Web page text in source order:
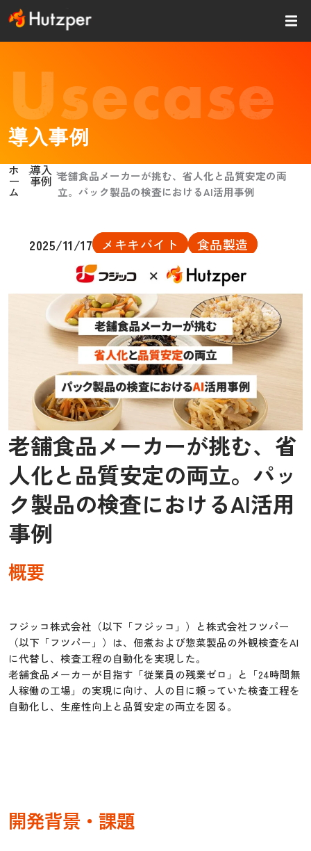
容
を
キッUsecase
導入事例
ホ
ー
ム
›導入
事例
›老舗食品メーカーが挑む、省人化と品質安定の両
立。パック製品の検査におけるAI活用事例
2025/11/17 メキキバイト 食品製造
老舗食品メーカーが挑む、省
人化と品質安定の両立。パッ
ク製品の検査におけるAI活用
事例
概要
フジッコ株式会社（以下「フジッコ」）と株式会社フツパー
（以下「フツパー」）は、佃煮および惣菜製品の外観検査をAI
に代替し、検査工程の自動化を実現した。
老舗食品メーカーが目指す「従業員の残業ゼロ」と「24時間無
人稼働の工場」の実現に向け、人の目に頼っていた検査工程を
自動化し、生産性向上と品質安定の両立を図る。
開発背景・課題